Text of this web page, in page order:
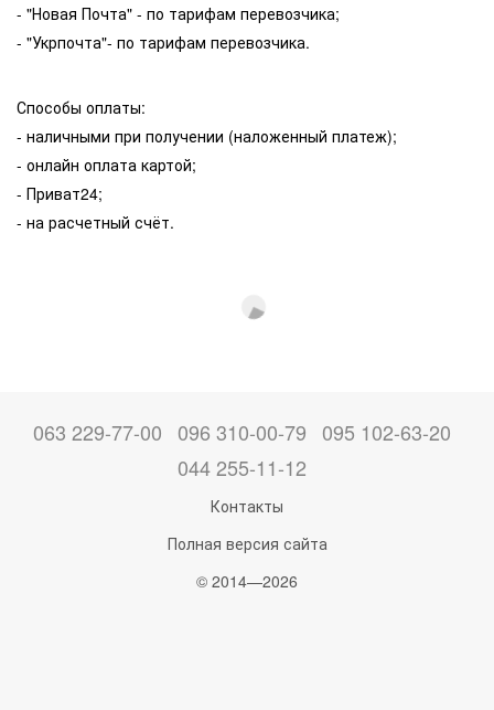
- "Новая Почта" - по тарифам перевозчика;
- "Укрпочта"- по тарифам перевозчика.
Способы оплаты:
- наличными при получении (наложенный платеж);
- онлайн оплата картой;
- Приват24;
- на расчетный счёт.
063 229-77-00 096 310-00-79 095 102-63-20
044 255-11-12
Контакты
Полная версия сайта
© 2014—2026